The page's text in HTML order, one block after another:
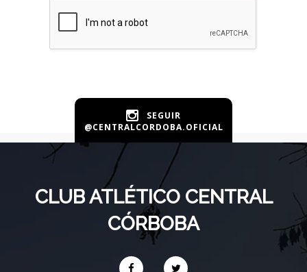
SEGUIR
@CENTRALCORDOBA.OFICIAL
CLUB ATLÉTICO CENTRAL
CÓRBOBA